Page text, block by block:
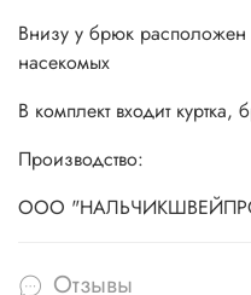
Внизу у брюк расположен
насекомых
В комплект входит
Производство:
ООО
Отзывы